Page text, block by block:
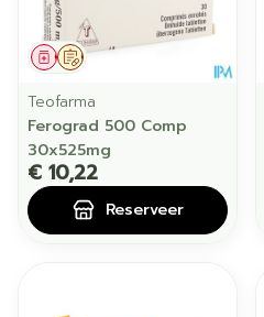
Op voorschrift
Geneesmiddel
Teofarma
Ferograd 500 Comp
30x525mg
€ 10,22
Reserveer